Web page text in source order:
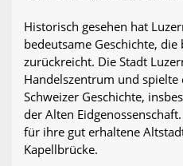
Historisch gesehen hat
bedeutsame Geschichte,
zurückreicht. Die Stadt
Handelszentrum und
Schweizer Geschichte,
der Alten
für ihre gut erhaltene
Kapellbrücke.